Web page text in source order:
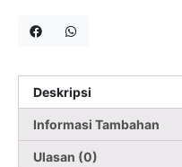
Deskripsi
Informasi Tambahan
Ulasan (0)